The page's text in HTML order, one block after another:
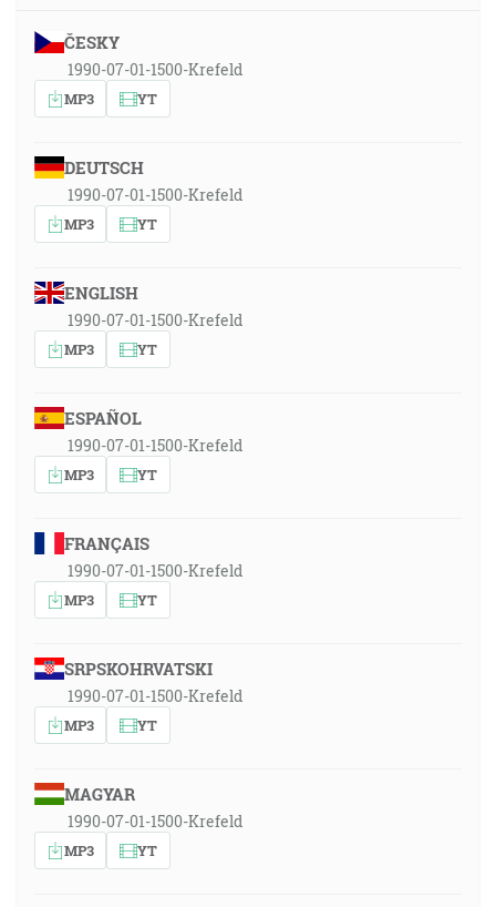
ČESKY
1990-07-01-1500-Krefeld
MP3 YT
DEUTSCH
1990-07-01-1500-Krefeld
MP3 YT
ENGLISH
1990-07-01-1500-Krefeld
MP3 YT
ESPAÑOL
1990-07-01-1500-Krefeld
MP3 YT
FRANÇAIS
1990-07-01-1500-Krefeld
MP3 YT
SRPSKOHRVATSKI
1990-07-01-1500-Krefeld
MP3 YT
MAGYAR
1990-07-01-1500-Krefeld
MP3 YT